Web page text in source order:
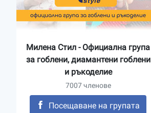
Милена Стил - Официална група
за гоблени, диамантени гоблени
и ръкоделие
7007 членове
Посещаване на групата